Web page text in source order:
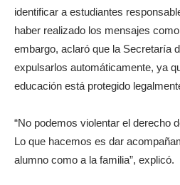
identificar a estudiantes
haber realizado los mensajes
embargo, aclaró que la Secretaría
expulsarlos automáticamente, ya
educación está protegido
“No podemos violentar el derecho
Lo que hacemos es dar
alumno como a la familia”, explicó.